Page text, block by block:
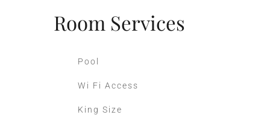
Room Services
Pool
Wi Fi Access
King Size